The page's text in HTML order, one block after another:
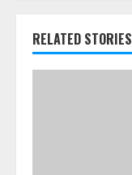
RELATED STORIES